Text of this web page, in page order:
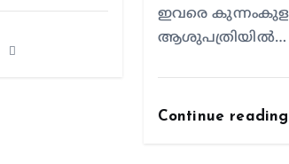
ഇവരെ
ആശുപത്രിയില്‍…
Continue reading